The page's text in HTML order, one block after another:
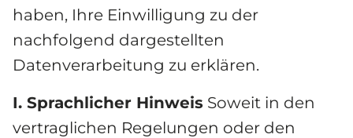
haben, Ihre Einwilligung zu der
nachfolgend dargestellten
Datenverarbeitung zu erklären.
I. Sprachlicher Hinweis Soweit in den
vertraglichen Regelungen oder den